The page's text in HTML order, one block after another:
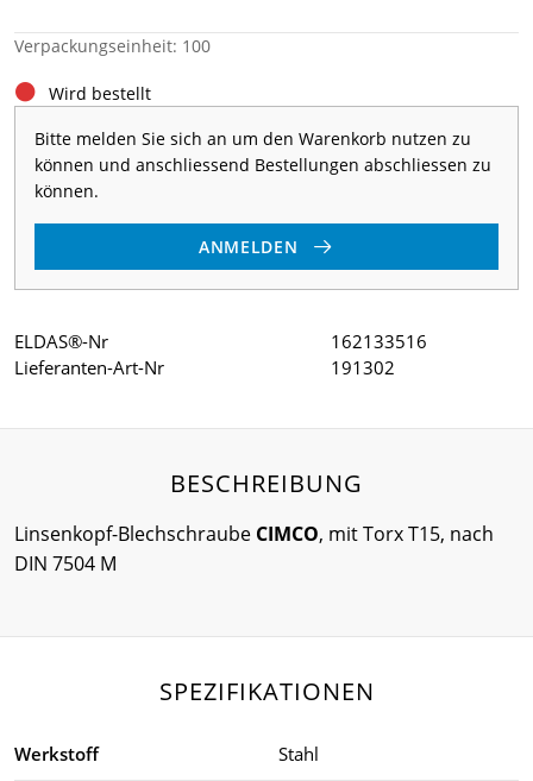
Verpackungseinheit: 100
Wird bestellt
Bitte melden Sie sich an um den Warenkorb nutzen zu
können und anschliessend Bestellungen abschliessen zu
können.
ANMELDEN
ELDAS®-Nr
162133516
Lieferanten-Art-Nr
191302
BESCHREIBUNG
Linsenkopf-Blechschraube CIMCO, mit Torx T15, nach
DIN 7504 M
SPEZIFIKATIONEN
Werkstoff Stahl